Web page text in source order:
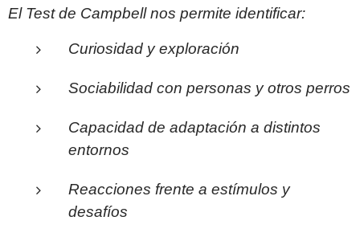
El Test de Campbell nos permite identificar:
Curiosidad y exploración
Sociabilidad con personas y otros perros
Capacidad de adaptación a distintos
entornos
Reacciones frente a estímulos y
desafíos